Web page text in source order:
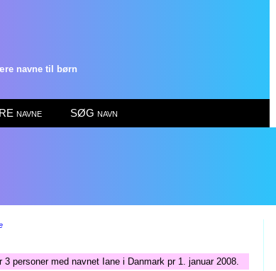
navne til børn
navne SØG navn
personer med navnet Iane i Danmark pr 1. januar 2008.